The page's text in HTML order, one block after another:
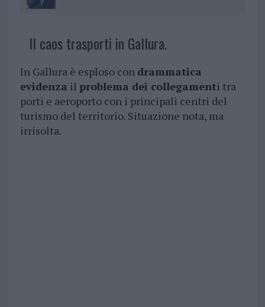
Il caos trasporti in Gallura.
In Gallura è esploso con drammatica
evidenza il problema dei collegamenti tra
porti e aeroporto con i principali centri del
turismo del territorio. Situazione nota, ma
irrisolta.